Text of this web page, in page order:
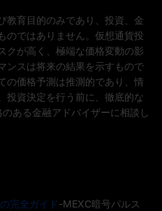
教育目的のみであり、投資、金
のではありません。仮想通貨投
クが高く、極端な価格変動の影
ンスは将来の結果を示すもので
の価格予測は推測的であり、情
投資決定を行う前に、徹底的な
ある金融アドバイザーに相談し
完全ガイド-MEXC暗号パルス